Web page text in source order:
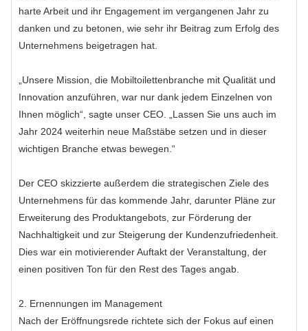
harte Arbeit und ihr Engagement im vergangenen Jahr zu
danken und zu betonen, wie sehr ihr Beitrag zum Erfolg des
Unternehmens beigetragen hat.
„Unsere Mission, die Mobiltoilettenbranche mit Qualität und
Innovation anzuführen, war nur dank jedem Einzelnen von
Ihnen möglich“, sagte unser CEO. „Lassen Sie uns auch im
Jahr 2024 weiterhin neue Maßstäbe setzen und in dieser
wichtigen Branche etwas bewegen.“
Der CEO skizzierte außerdem die strategischen Ziele des
Unternehmens für das kommende Jahr, darunter Pläne zur
Erweiterung des Produktangebots, zur Förderung der
Nachhaltigkeit und zur Steigerung der Kundenzufriedenheit.
Dies war ein motivierender Auftakt der Veranstaltung, der
einen positiven Ton für den Rest des Tages angab.
2. Ernennungen im Management
Nach der Eröffnungsrede richtete sich der Fokus auf einen